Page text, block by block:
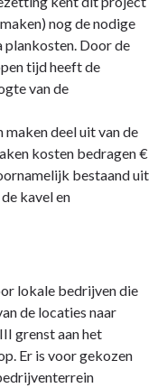
nog de nodige
Door de
tijd heeft de
van de
deel uit van de
kosten bedragen €
bestaand uit
kavel en
lokale bedrijven die
de locaties naar
grenst aan het
Er is voor gekozen